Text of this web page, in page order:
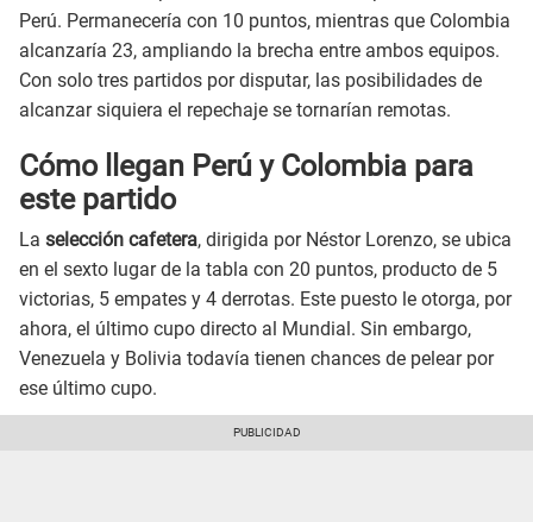
Perú. Permanecería con 10 puntos, mientras que Colombia
alcanzaría 23, ampliando la brecha entre ambos equipos.
Con solo tres partidos por disputar, las posibilidades de
alcanzar siquiera el repechaje se tornarían remotas.
Cómo llegan Perú y Colombia para
este partido
La selección cafetera, dirigida por Néstor Lorenzo, se ubica
en el sexto lugar de la tabla con 20 puntos, producto de 5
victorias, 5 empates y 4 derrotas. Este puesto le otorga, por
ahora, el último cupo directo al Mundial. Sin embargo,
Venezuela y Bolivia todavía tienen chances de pelear por
ese último cupo.